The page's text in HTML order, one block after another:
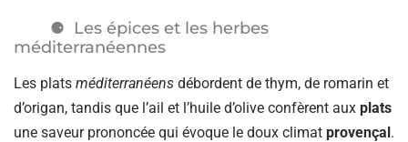
Les épices et les herbes
méditerranéennes
Les plats méditerranéens débordent de thym, de romarin et
d’origan, tandis que l’ail et l’huile d’olive confèrent aux plats
une saveur prononcée qui évoque le doux climat provençal.